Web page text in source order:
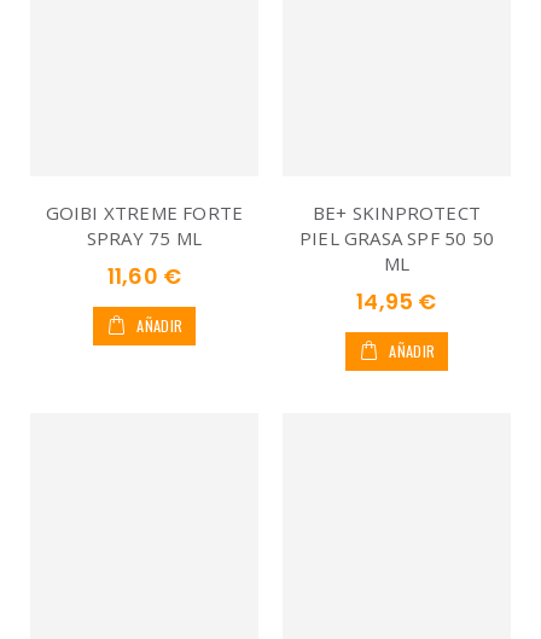
GOIBI XTREME FORTE
SPRAY 75 ML
11,60 €
AÑADIR
BE+ SKINPROTECT
PIEL GRASA SPF 50 50
ML
14,95 €
AÑADIR